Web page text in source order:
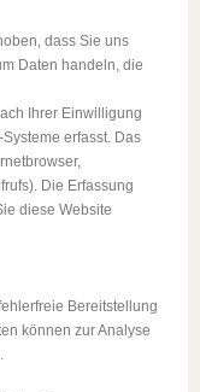
dass Sie uns
Daten handeln, die
Ihrer Einwilligung
erfasst. Das
Die Erfassung
diese Website
Bereitstellung
können zur Analyse